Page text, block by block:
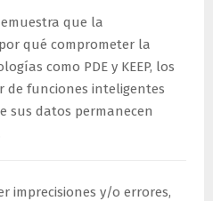
que la
qué comprometer la
como PDE y KEEP, los
de funciones inteligentes
sus datos permanecen
imprecisiones y/o errores,